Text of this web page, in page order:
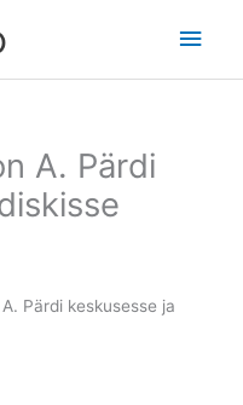
Main
A. Pärdi
Pärdi keskusesse ja